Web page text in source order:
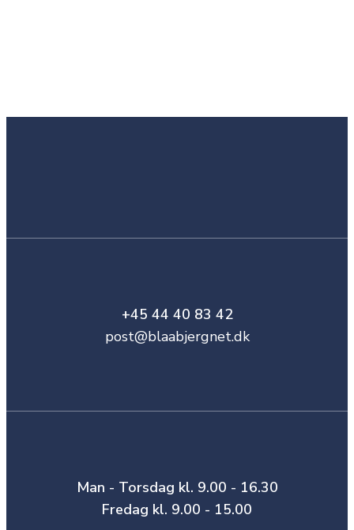
+45 44 40 83 42
post@blaabjergnet.dk
Man - Torsdag kl. 9.00 - 16.30
Fredag kl. 9.00 - 15.00